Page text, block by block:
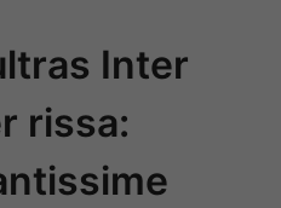
Inter
rissa: